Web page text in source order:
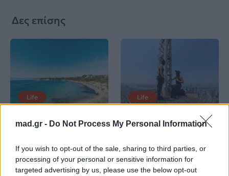
mad.gr - Do Not Process My Personal Information
If you wish to opt-out of the sale, sharing to third parties, or
processing of your personal or sensitive information for
targeted advertising by us, please use the below opt-out
Δες επίσης
Life
Καλοκαίρι στην Αττική
χαρακτηριστεί
ακατάλληλες
Life
Το πιο επικίνδυνο
Το ζευγάρι που
σκαρφάλωσε στο
Empire State Building